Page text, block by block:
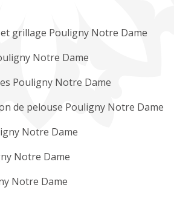
grillage Pouligny Notre Dame
Notre Dame
Pouligny Notre Dame
de pelouse Pouligny Notre Dame
Notre Dame
Notre Dame
Notre Dame